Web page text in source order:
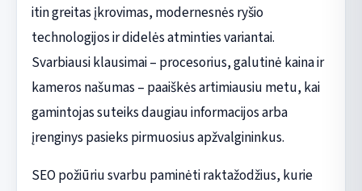
itin greitas įkrovimas, modernesnės ryšio
technologijos ir didelės atminties variantai.
Svarbiausi klausimai – procesorius, galutinė kaina ir
kameros našumas – paaiškės artimiausiu metu, kai
gamintojas suteiks daugiau informacijos arba
įrenginys pasieks pirmuosius apžvalgininkus.
SEO požiūriu svarbu paminėti raktažodžius, kurie